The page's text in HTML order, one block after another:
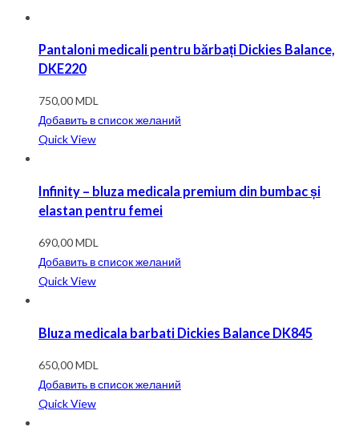
Pantaloni medicali pentru bărbați Dickies Balance,
DKE220
750,00MDL
Добавить в список желаний
Quick View
Infinity – bluza medicala premium din bumbac și
elastan pentru femei
690,00MDL
Добавить в список желаний
Quick View
Bluza medicala barbati Dickies Balance DK845
650,00MDL
Добавить в список желаний
Quick View